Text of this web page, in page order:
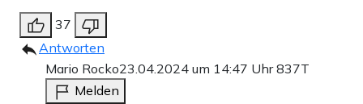
37
Antworten
Mario Rocko23.04.2024 um 14:47 Uhr837T
Melden